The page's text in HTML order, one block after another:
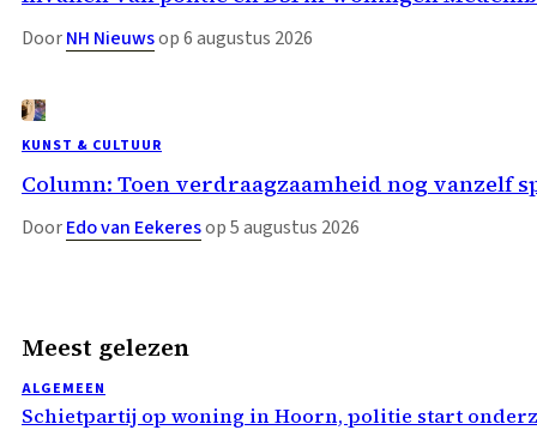
DoorNH Nieuwsop 6 augustus 2026
KUNST & CULTUUR
Column: Toen verdraagzaamheid nog vanzelf
DoorEdo van Eekeresop 5 augustus 2026
Meest gelezen
ALGEMEEN
Schietpartij op woning in Hoorn, politie start